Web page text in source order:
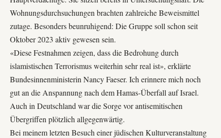
Wohnungsdurchsuchungen brachten zahlreiche Beweismittel
zutage. Besonders beunruhigend: Die Gruppe soll schon seit
Oktober 2023 aktiv gewesen sein.
«Diese Festnahmen zeigen, dass die Bedrohung durch
islamistischen Terrorismus weiterhin sehr real ist», erklärte
Bundesinnenministerin Nancy Faeser. Ich erinnere mich noch
gut an die Anspannung nach dem Hamas-Überfall auf Israel.
Auch in Deutschland war die Sorge vor antisemitischen
Übergriffen plötzlich allgegenwärtig.
Bei meinem letzten Besuch einerjüdischen Kulturveranstaltung